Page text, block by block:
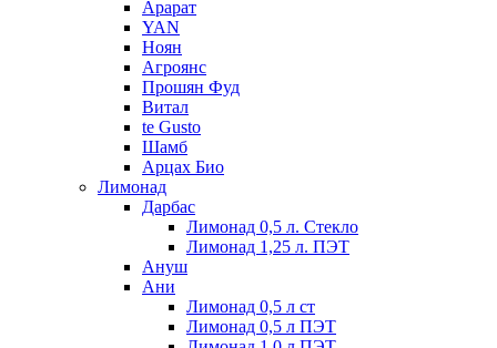
Арарат
YAN
Ноян
Агроянс
Прошян Фуд
Витал
te Gusto
Шамб
Арцах Био
Лимонад
Дарбас
Лимонад 0,5 л. Стекло
Лимонад 1,25 л. ПЭТ
Ануш
Ани
Лимонад 0,5 л ст
Лимонад 0,5 л ПЭТ